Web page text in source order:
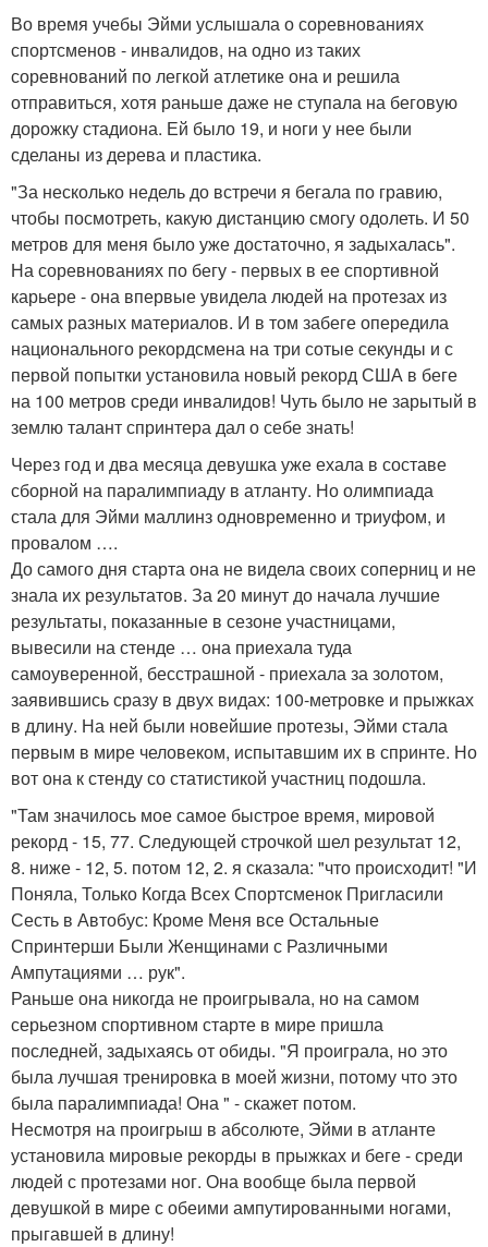
Во время учебы Эйми услышала о соревнованиях
спортсменов - инвалидов, на одно из таких
соревнований по легкой атлетике она и решила
отправиться, хотя раньше даже не ступала на беговую
дорожку стадиона. Ей было 19, и ноги у нее были
сделаны из дерева и пластика.
"За несколько недель до встречи я бегала по гравию,
чтобы посмотреть, какую дистанцию смогу одолеть. И 50
метров для меня было уже достаточно, я задыхалась".
На соревнованиях по бегу - первых в ее спортивной
карьере - она впервые увидела людей на протезах из
самых разных материалов. И в том забеге опередила
национального рекордсмена на три сотые секунды и с
первой попытки установила новый рекорд США в беге
на 100 метров среди инвалидов! Чуть было не зарытый в
землю талант спринтера дал о себе знать!
Через год и два месяца девушка уже ехала в составе
сборной на паралимпиаду в атланту. Но олимпиада
стала для Эйми маллинз одновременно и триуфом, и
провалом ….
До самого дня старта она не видела своих соперниц и не
знала их результатов. За 20 минут до начала лучшие
результаты, показанные в сезоне участницами,
вывесили на стенде … она приехала туда
самоуверенной, бесстрашной - приехала за золотом,
заявившись сразу в двух видах: 100-метровке и прыжках
в длину. На ней были новейшие протезы, Эйми стала
первым в мире человеком, испытавшим их в спринте. Но
вот она к стенду со статистикой участниц подошла.
"Там значилось мое самое быстрое время, мировой
рекорд - 15, 77. Следующей строчкой шел результат 12,
8. ниже - 12, 5. потом 12, 2. я сказала: "что происходит! "И
Поняла, Только Когда Всех Спортсменок Пригласили
Сесть в Автобус: Кроме Меня все Остальные
Спринтерши Были Женщинами с Различными
Ампутациями … рук".
Раньше она никогда не проигрывала, но на самом
серьезном спортивном старте в мире пришла
последней, задыхаясь от обиды. "Я проиграла, но это
была лучшая тренировка в моей жизни, потому что это
была паралимпиада! Она " - скажет потом.
Несмотря на проигрыш в абсолюте, Эйми в атланте
установила мировые рекорды в прыжках и беге - среди
людей с протезами ног. Она вообще была первой
девушкой в мире с обеими ампутированными ногами,
прыгавшей в длину!